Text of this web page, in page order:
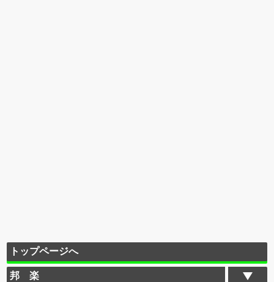
トップページへ
邦 楽